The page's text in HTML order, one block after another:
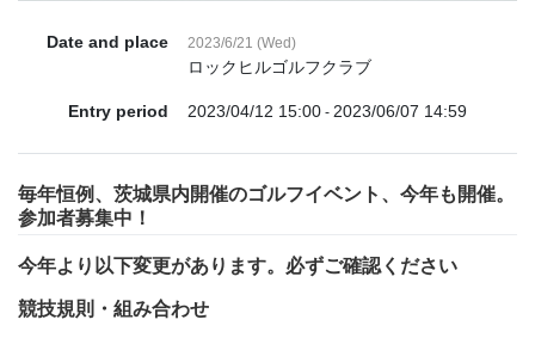
Date and place 2023/6/21 (Wed)
ロックヒルゴルフクラブ
Entry period 2023/04/12 15:00 - 2023/06/07 14:59
毎年恒例、茨城県内開催のゴルフイベント、今年も開催。
参加者募集中！
今年より以下変更があります。必ずご確認ください
競技規則・組み合わせ